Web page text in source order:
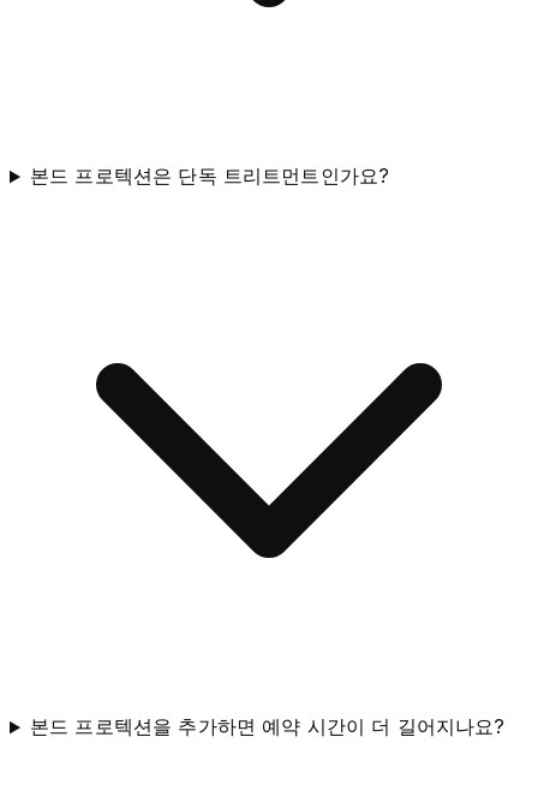
본드 프로텍션은 단독 트리트먼트인가요?
본드 프로텍션을 추가하면 예약 시간이 더 길어지나요?